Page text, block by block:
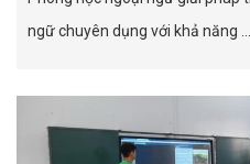
ngữ chuyên dụng với khả năng ...